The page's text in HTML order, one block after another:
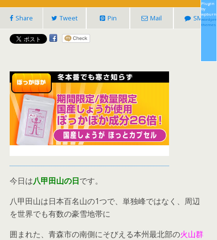
Share Tweet Pin Mail SMS
今日は八甲田山の日です。
八甲田山は日本百名山の1つで、単独峰ではなく、周辺
を世界でも有数の豪雪地帯に
囲まれた、青森市の南側にそびえる本州最北部の火山群
Plugin
by
themes